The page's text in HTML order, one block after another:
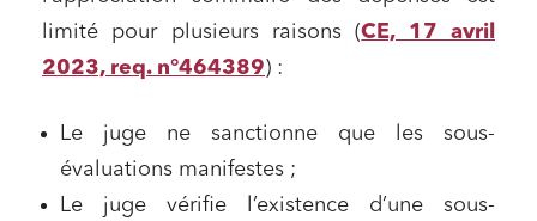
limité pour plusieurs raisons (CE, 17 avril
2023, req. n°464389) :
Le juge ne sanctionne que les sous-
évaluations manifestes ;
Le juge vérifie l’existence d’une sous-